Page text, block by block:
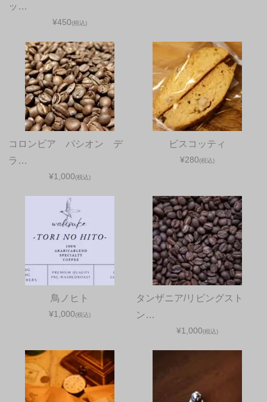
ッ…
¥450(税込)
コロンビア パシオン デ
ラ…
¥1,000(税込)
ビスコッティ
¥280(税込)
鳥ノヒト
¥1,000(税込)
タンザニア/リビングスト
ン…
¥1,000(税込)